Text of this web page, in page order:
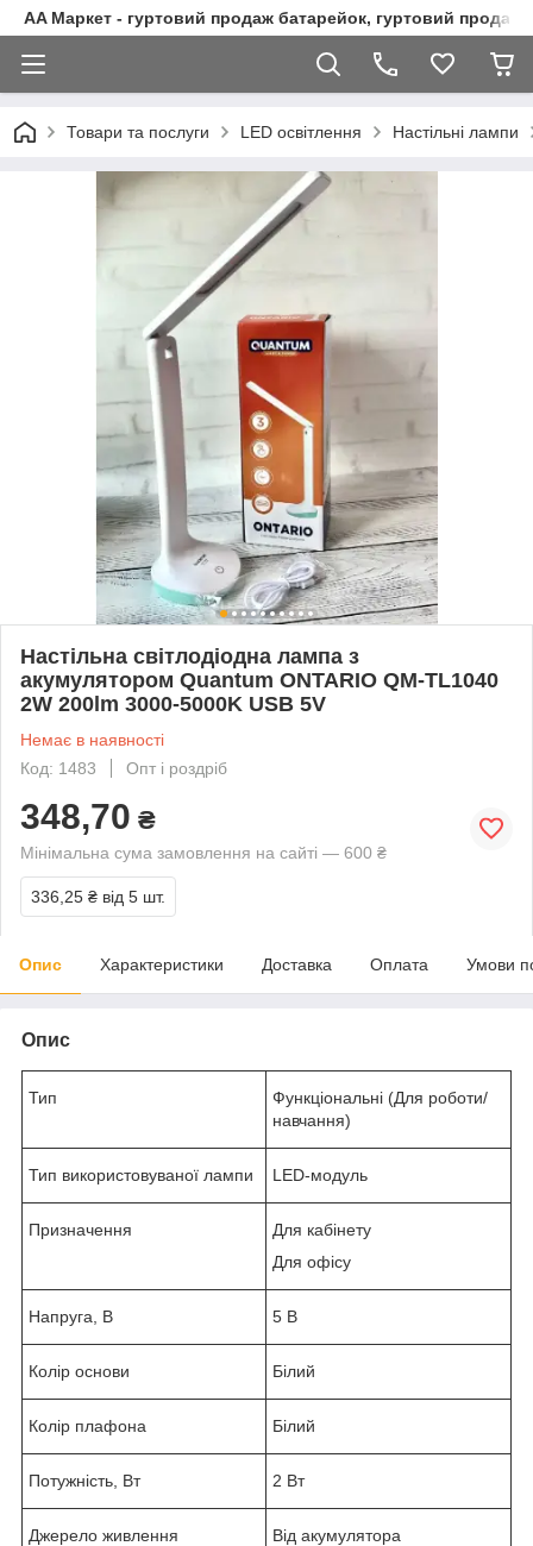
AA Маркет - гуртовий продаж батарейок, гуртовий продаж
Товари та послуги LED освітлення Настільні лампи
Настільна світлодіодна лампа з
акумулятором Quantum ONTARIO QM-TL1040
2W 200lm 3000-5000K USB 5V
Немає в наявності
Код: 1483
Опт і роздріб
348,70 ₴
Мінімальна сума замовлення на сайті — 600 ₴
336,25 ₴ від 5 шт.
Опис Характеристики Доставка Оплата Умови
Опис
Тип
Функціональні (Для роботи/
навчання)
Тип використовуваної лампи LED-модуль
Призначення
Для кабінету
Для офісу
Напруга, В 5 В
Колір основи Білий
Колір плафона Білий
Потужність, Вт 2 Вт
Джерело живлення
Від акумулятора